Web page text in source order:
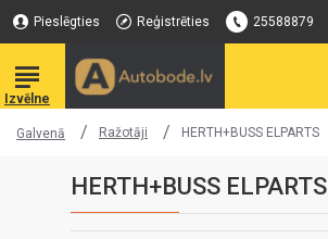
Pieslēgties Reģistrēties 25588879
Galvenā Ražotāji HERTH+BUSS ELPARTS
HERTH+BUSS ELPARTS